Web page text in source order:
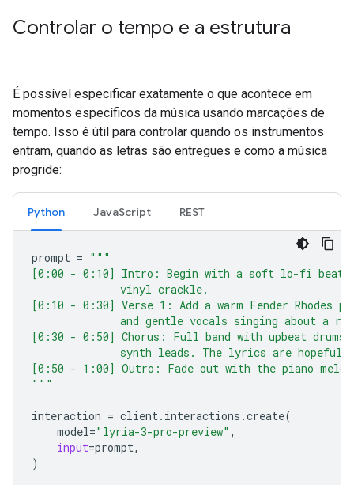
Controlar o tempo e a estrutura
É possível especificar exatamente o que acontece em
momentos específicos da música usando marcações de
tempo. Isso é útil para controlar quando os instrumentos
entram, quando as letras são entregues e como a música
progride:
Python JavaScript REST
prompt = """
[0:00 - 0:10] Intro: Begin with a soft lo-fi beat
              vinyl crackle.
[0:10 - 0:30] Verse 1: Add a warm Fender Rhodes
and gentle vocals singing about a
[0:30 - 0:50] Chorus: Full band with upbeat drums
synth leads. The lyrics are hopeful
[0:50 - 1:00] Outro: Fade out with the piano
"""
interaction = client. interactions .create(
model="lyria-3-pro-preview" ,
input=prompt,
)